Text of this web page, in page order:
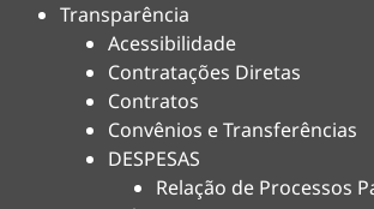
Transparência
Acessibilidade
Contratações Diretas
Contratos
Convênios e Transferências
DESPESAS
Relação de Processos